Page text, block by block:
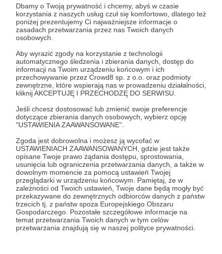
Dbamy o Twoją prywatność i chcemy, abyś w czasie
korzystania z naszych usług czuł się komfortowo, dlatego też
poniżej prezentujemy Ci najważniejsze informacje o
zasadach przetwarzania przez nas Twoich danych
osobowych.
Aby wyrazić zgody na korzystanie z technologii
automatycznego śledzenia i zbierania danych, dostęp do
informacji na Twoim urządzeniu końcowym i ich
przechowywanie przez Crowd8 sp. z o.o. oraz podmioty
zewnętrzne, które wspierają nas w prowadzeniu działalności,
kliknij AKCEPTUJĘ I PRZECHODZĘ DO SERWISU.
Jeśli chcesz dostosować lub zmienić swoje preferencje
dotyczące zbierania danych osobowych, wybierz opcję
"USTAWIENIA ZAAWANSOWANE".
Zgoda jest dobrowolna i możesz ją wycofać w
USTAWIENIACH ZAAWANSOWANYCH, gdzie jest także
opisane Twoje prawo żądania dostępu, sprostowania,
usunięcia lub ograniczenia przetwarzania danych, a także w
dowolnym momencie za pomocą ustawień Twojej
przeglądarki w urządzeniu końcowym. Pamiętaj, że w
zależności od Twoich ustawień, Twoje dane będą mogły być
przekazywane do zewnętrznych odbiorców danych z państw
trzecich tj. z państw spoza Europejskiego Obszaru
Gospodarczego. Pozostałe szczegółowe informacje na
temat przetwarzania Twoich danych w tym celów
przetwarzania znajdują się w naszej polityce prywatności.
20.02.2026 Brak komentarzy
Krótko o Paragonie
Kilka dni temu Internet obiegło na pierwszy rzut oka
niepozorne, ale gdy się nieco lepiej przyjrzeć to jednak
bardzo interesujące zdjęcie.
#Paragon Izrael USA +1
Promowani autorzy
Ośrodek Leczenia i Rehabilitacji
Dzikich Zwierząt "Puchaczówka"